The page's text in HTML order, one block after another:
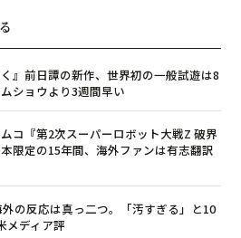
』前日譚の新作、世界初の一般試遊は8
ショウより3週間早い
コ『第2次スーパーロボット大戦Z 破界
限定の15年間、海外ファンは有志翻訳
外の反応は真っ二つ。「汚すぎる」と10
メディア評